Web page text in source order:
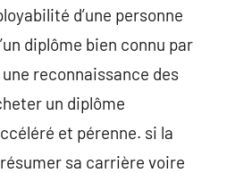
d’une personne
diplôme bien connu par
reconnaissance des
un diplôme
et pérenne. si la
sa carrière voire